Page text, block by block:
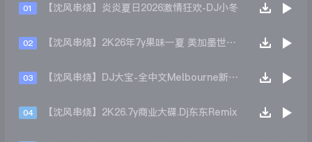
01 【沈风串烧】炎炎夏日2026激情狂欢-DJ小冬
02 【沈风串烧】2K26年7y果味一夏 美加墨世界杯主题跳舞派对专辑 - Dj.阿帅
03 【沈风串烧】DJ大宝-全中文Melbourne新弹跳一飞冲天重低音上劲风暴MUSIC慢摇大碟
04 【沈风串烧】2K26.7y商业大碟.Dj东东Remix